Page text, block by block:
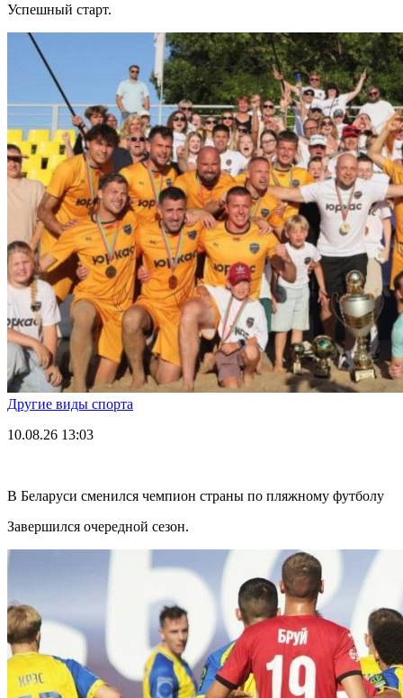
Успешный старт.
Другие виды спорта
10.08.26 13:03
В Беларуси сменился чемпион страны по пляжному футболу
Завершился очередной сезон.